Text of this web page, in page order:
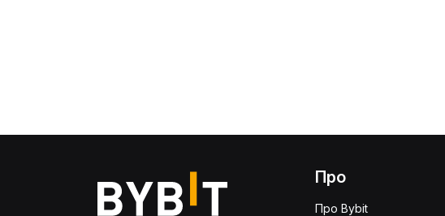
Про
Про Bybit